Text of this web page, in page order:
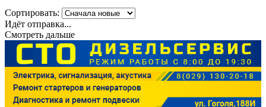
Сортировать:
Идёт отправка...
Смотреть дальше